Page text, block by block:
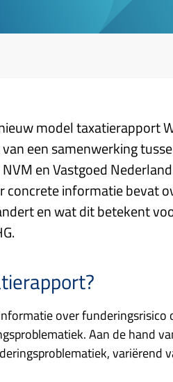
model taxatierapport
een samenwerking
en Vastgoed
informatie bevat
en wat dit betekent
over funderingsrisico
Aan de hand
variërend